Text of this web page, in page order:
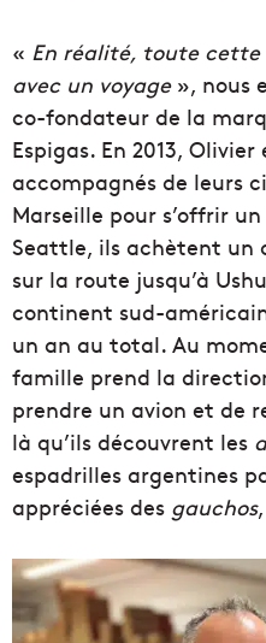
« En réalité, toute
avec un voyage», nous
co-fondateur de la
Espigas. En 2013,
accompagnés de leurs
Marseille pour s’offrir
Seattle, ils achètent
sur la route jusqu’à
continent sud-
un an au total. Au
famille prend la
prendre un avion et de
là qu’ils découvrent les
espadrilles argentines
appréciées des gauchos